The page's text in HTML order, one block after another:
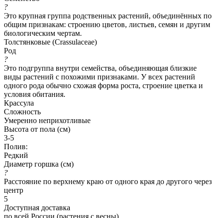
?
Это крупная группа родственных растений, объединённых по
общим признакам: строению цветов, листьев, семян и другим
биологическим чертам.
Толстянковые (Crassulaceae)
Род
?
Это подгруппа внутри семейства, объединяющая близкие
виды растений с похожими признаками. У всех растений
одного рода обычно схожая форма роста, строение цветка и
условия обитания.
Крассула
Сложность
Умеренно неприхотливые
Высота от пола (см)
3-5
Полив:
Редкий
Диаметр горшка (см)
?
Расстояние по верхнему краю от одного края до другого через
центр
5
Доступная доставка
по всей России (растения с весны)